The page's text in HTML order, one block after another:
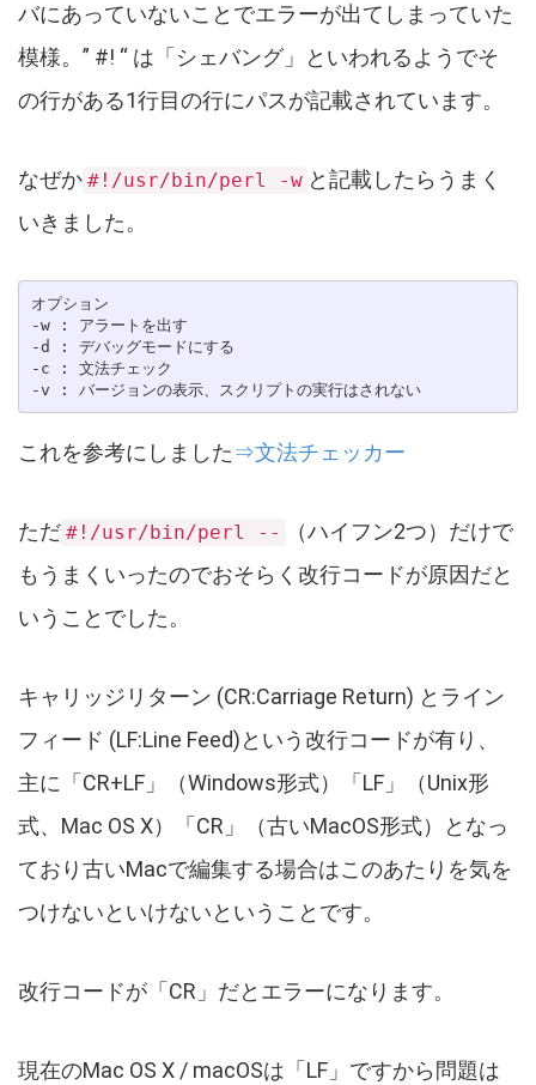
バにあっていないことでエラーが出てしまっていた
模様。” #! “ は「シェバング」といわれるようでそ
の行がある1行目の行にパスが記載されています。
なぜか #!/usr/bin/perl -w と記載したらうまく
いきました。
オプション
-w : アラートを出す
-d : デバッグモードにする
-c : 文法チェック
-v : バージョンの表示、スクリプトの実行はされない
これを参考にしました⇒文法チェッカー
ただ #!/usr/bin/perl --
（ハイフン2つ）だけで
もうまくいったのでおそらく改行コードが原因だと
いうことでした。
キャリッジリターン (CR:Carriage Return) とライン
フィード (LF:Line Feed)という改行コードが有り、
主に「CR+LF」（Windows形式）「LF」（Unix形
式、Mac OS X）「CR」（古いMacOS形式）となっ
ており古いMacで編集する場合はこのあたりを気を
つけないといけないということです。
改行コードが「CR」だとエラーになります。
現在のMac OS X / macOSは「LF」ですから問題は